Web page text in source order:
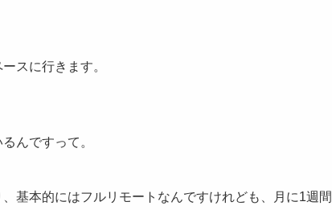
スに行きます。
んですって。
基本的にはフルリモートなんですけれども、月に1週